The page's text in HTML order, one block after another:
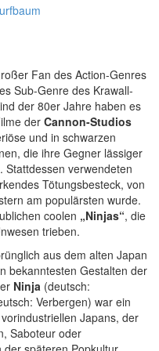
Fan des Action-Genres
Sub-Genre des Krawall-
der 80er Jahre haben es
der Cannon-Studios
und in schwarzen
die ihre Gegner lässiger
Stattdessen verwendeten
Tötungsbesteck, von
am populärsten wurde.
coolen „Ninjas“, die
trieben.
aus dem alten Japan
bekanntesten Gestalten der
Ninja (deutsch:
Verbergen) war ein
Japans, der
Saboteur oder